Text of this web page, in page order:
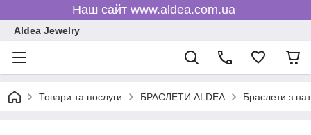
Наш сайт www.aldea.com.ua
Aldea Jewelry
Товари та послуги БРАСЛЕТИ ALDEA Браслети з